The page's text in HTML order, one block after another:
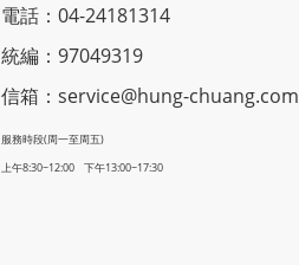
電話：04-24181314
統編：97049319
信箱：service@hung-chuang.com
服務時段(周一至周五)
上午8:30~12:00 下午13:00~17:30